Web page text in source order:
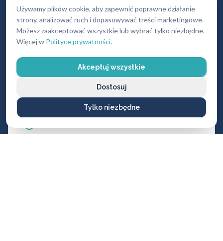
Używamy plików cookie, aby zapewnić poprawne działanie
strony, analizować ruch i dopasowywać treści marketingowe.
Możesz zaakceptować wszystkie lub wybrać tylko niezbędne.
Więcej w Polityce prywatności.
Akceptuj wszystkie
Tylko niezbędne
Dostosuj
ZW100 (wszystkie rodzaje)